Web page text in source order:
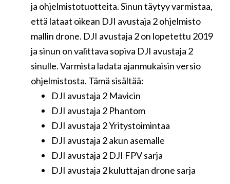
ja ohjelmistotuotteita. Sinun täytyy varmistaa,
että lataat oikean DJI avustaja 2 ohjelmisto
mallin drone. DJI avustaja 2 on lopetettu 2019
ja sinun on valittava sopiva DJI avustaja 2
sinulle. Varmista ladata ajanmukaisin versio
ohjelmistosta. Tämä sisältää:
DJI avustaja 2 Mavicin
DJI avustaja 2 Phantom
DJI avustaja 2 Yritystoimintaa
DJI avustaja 2 akun asemalle
DJI avustaja 2 DJI FPV sarja
DJI avustaja 2 kuluttajan drone sarja